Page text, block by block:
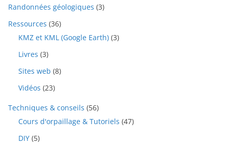
Randonnées géologiques (3)
Ressources (36)
KMZ et KML (Google Earth) (3)
Livres (3)
Sites web (8)
Vidéos (23)
Techniques & conseils (56)
Cours d'orpaillage & Tutoriels (47)
DIY (5)